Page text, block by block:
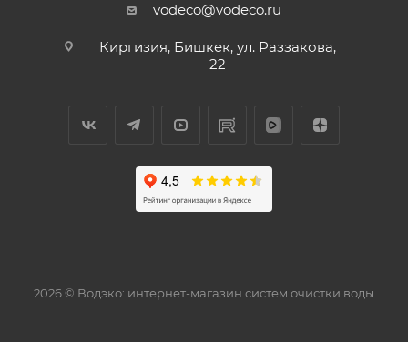
vodeco@vodeco.ru
Киргизия, Бишкек, ул. Раззакова,
22
2026 © Водэко: интернет-магазин систем очистки воды